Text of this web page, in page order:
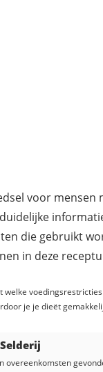
voor mensen
die gebruikt
in deze
je je dieët
Selderij
overeenkomsten